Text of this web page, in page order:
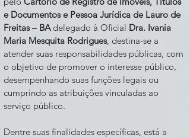
e Documentos e Pessoa Jurídica de Lauro de
Freitas – BAdelegado à Oficial Dra. Ivania
Maria Mesquita Rodrigues, destina-se a
atender suas responsabilidades públicas, com
o objetivo de promover o interesse público,
desempenhando suas funções legais ou
cumprindo as atribuições vinculadas ao
serviço público.
Dentre suas finalidades específicas, está a